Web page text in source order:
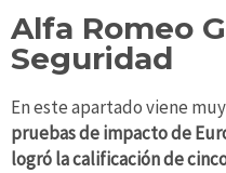
Alfa Romeo
Seguridad
En este apartado viene
pruebas de impacto de
logró la calificación de